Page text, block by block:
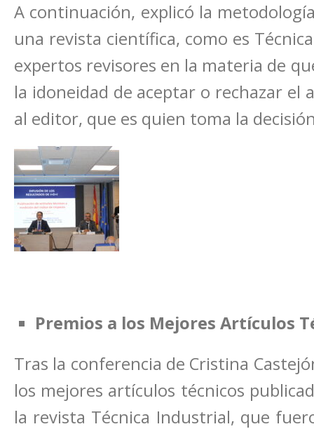
A continuación, explicó la
una revista científica, como es
expertos revisores en la materia de
la idoneidad de aceptar o rechazar
al editor, que es quien toma la
Premios a los Mejores Artículos
Tras la conferencia de Cristina
los mejores artículos técnicos
la revista Técnica Industrial, que